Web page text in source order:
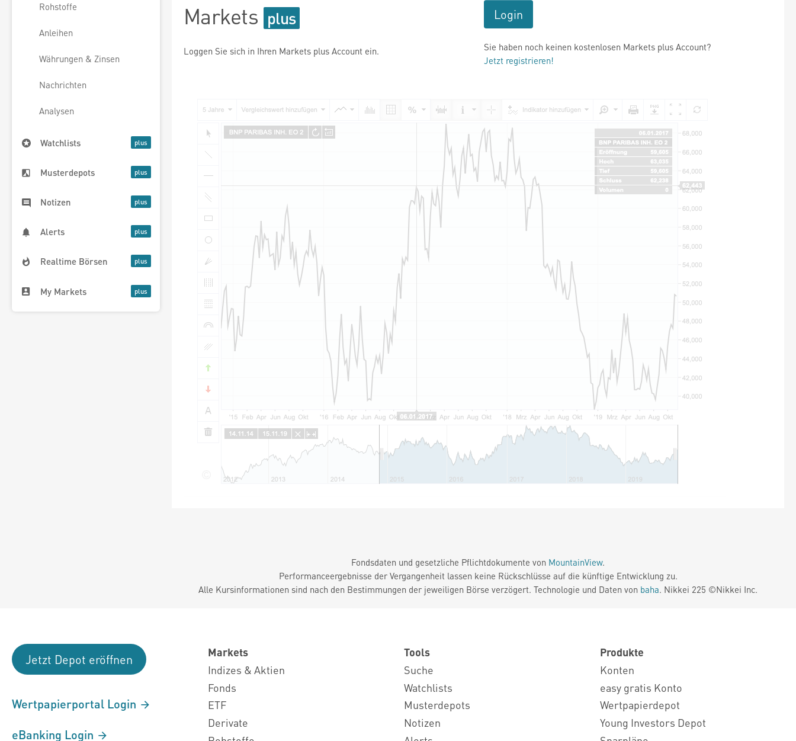
Rohstoffe
Anleihen
Währungen & Zinsen
Nachrichten
Analysen
Watchlists
Musterdepots
Notizen
Alerts
Realtime Börsen
My Markets
Markets
Loggen Sie sich in Ihren Markets plus Account ein.
Login
Sie haben noch keinen kostenlosen Markets plus Account?
Jetzt registrieren!
Fondsdaten und gesetzliche Pflichtdokumente von MountainView.
Performanceergebnisse der Vergangenheit lassen keine Rückschlüsse auf die künftige Entwicklung zu.
Alle Kursinformationen sind nach den Bestimmungen der jeweiligen Börse verzögert. Technologie und Daten von baha. Nikkei 225 ©Nikkei Inc.
Jetzt Depot eröffnen
Wertpapierportal Login
eBanking Login
Markets
Indizes & Aktien
Fonds
ETF
Derivate
Tools
Suche
Watchlists
Musterdepots
Notizen
Produkte
Konten
easy gratis Konto
Wertpapierdepot
Young Investors Depot